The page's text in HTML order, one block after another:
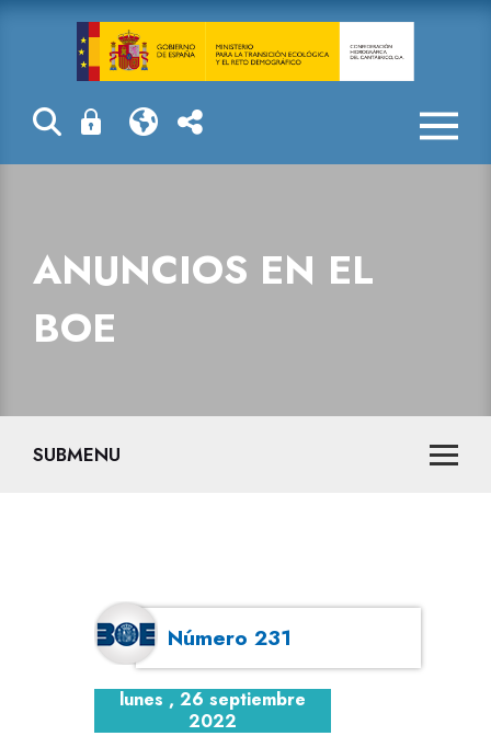
Anuncios en
ANUNCIOS EN EL
BOE
SUBMENU
Número 231
lunes , 26 septiembre
2022